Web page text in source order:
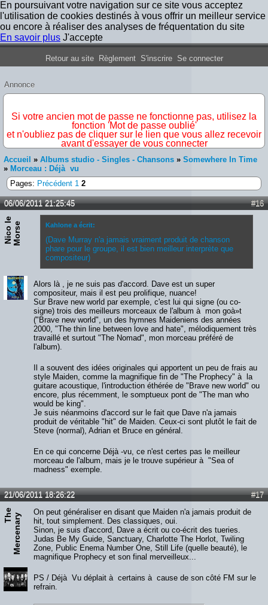
En poursuivant votre navigation sur ce site vous acceptez
l'utilisation de cookies destinés à vous offrir un meilleur service
ou encore à réaliser des analyses de fréquentation du site
En savoir plus J'accepte
Forum Iron Maiden France
Retour au site Règlement S'inscrire Se connecter
Annonce
Si votre ancien mot de passe ne fonctionne pas, utilisez la
fonction 'Mot de passe oublié'
et n'oubliez pas de cliquer sur le lien que vous allez recevoir
avant d'essayer de vous connecter
Accueil » Albums studio - Singles - Chansons » Somewhere In Time
» Morceau : Déjà vu
Pages: Précédent 1 2
#16
06/06/2011 21:25:45
N
i
c
ol
e
M
o
r
se Kahlone a écrit:
(Dave Murray n'a jamais vraiment produit de chanson
phare pour le groupe, il est bien meilleur interprète que
compositeur)
Alors là , je ne suis pas d'accord. Dave est un super
compositeur, mais il est peu prolifique, nuance!
Sur Brave new world par exemple, c'est lui qui signe (ou co-
signe) trois des meilleurs morceaux de l'album à mon goà»t
("Brave new world", un des hymnes Maideniens des années
2000, "The thin line between love and hate", mélodiquement très
travaillé et surtout "The Nomad", mon morceau préféré de
l'album).
Il a souvent des idées originales qui apportent un peu de frais au
style Maiden, comme la magnifique fin de "The Prophecy" à la
guitare acoustique, l'introduction éthérée de "Brave new world" ou
encore, plus récemment, le somptueux pont de "The man who
would be king".
Je suis néanmoins d'accord sur le fait que Dave n'a jamais
produit de véritable "hit" de Maiden. Ceux-ci sont plutôt le fait de
Steve (normal), Adrian et Bruce en général.
En ce qui concerne Déjà -vu, ce n'est certes pas le meilleur
morceau de l'album, mais je le trouve supérieur à "Sea of
madness" exemple.
#17
21/06/2011 18:26:22
T h
e
M
e
r
c
e
n
a
r y
On peut généraliser en disant que Maiden n'a jamais produit de
hit, tout simplement. Des classiques, oui.
Sinon, je suis d'accord, Dave a écrit ou co-écrit des tueries.
Judas Be My Guide, Sanctuary, Charlotte The Horlot, Twiling
Zone, Public Enema Number One, Still Life (quelle beauté), le
magnifique Prophecy et son final merveilleux...
PS / Déjà Vu déplait à certains à cause de son côté FM sur le
refrain.